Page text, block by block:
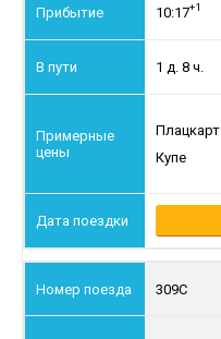
10:17+1
1 д. 8 ч.
Плацкарт
Купе
309С